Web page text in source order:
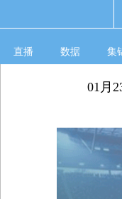
直播 数据 集
01月